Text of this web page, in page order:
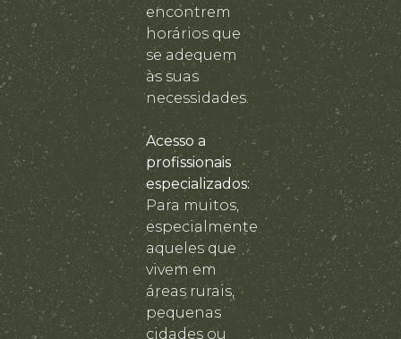
encontrem
horários que
se adequem
às suas
necessidades.
Acesso a
profissionais
especializados:
Para muitos,
especialmente
aqueles que
vivem em
áreas rurais,
pequenas
cidades ou